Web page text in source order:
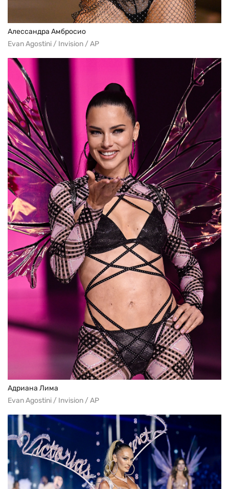
Алессандра Амбросио
Evan Agostini / Invision / AP
Адриана Лима
Evan Agostini / Invision / AP